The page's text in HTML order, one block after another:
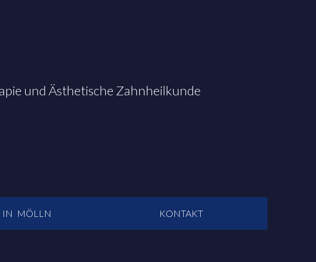
und Ästhetische Zahnheilkunde
IN MÖLLN KONTAKT